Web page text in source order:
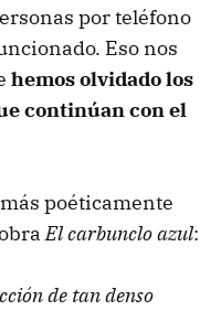
por teléfono
Eso nos
hemos olvidado los
continúan con el
poéticamente
El carbunclo azul:
de tan denso